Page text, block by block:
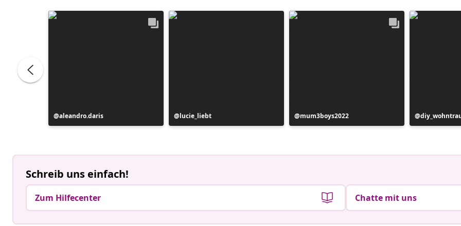
Beitrag
veröffentlicht
aleandro.daris
Beitrag
veröffentlicht
lucie_liebt
Beitrag
veröffentlicht
mum3boys2022
Beitrag
Schreib uns einfach!
Zum Hilfecenter Chatte mit uns